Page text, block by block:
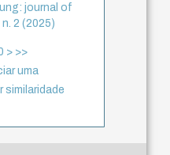
journal of
2 (2025)
> >>
uma
similaridade